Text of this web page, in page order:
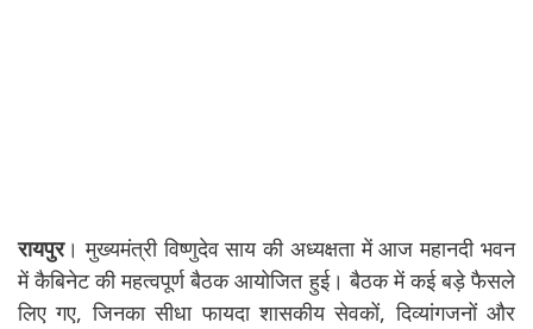
रायपुर। मुख्यमंत्री विष्णुदेव साय की अध्यक्षता में आज महानदी भवन
में कैबिनेट की महत्वपूर्ण बैठक आयोजित हुई। बैठक में कई बड़े फैसले
लिए गए, जिनका सीधा फायदा शासकीय सेवकों, दिव्यांगजनों और